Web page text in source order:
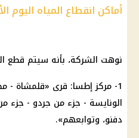
أماكن انقطاع المياه اليوم
نوهت الشركة، بأنه سيتم قطع
1- مركز إطسا: قرى «قلمشاة -
الونايسة - جزء من جردو - جزء
دفنو، وتوابعهم».